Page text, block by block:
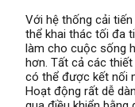
Với hệ thống cải
thể khai thác tối đa
làm cho cuộc sống
hơn. Tất cả các
có thể được kết nối
Hoạt động rất dễ